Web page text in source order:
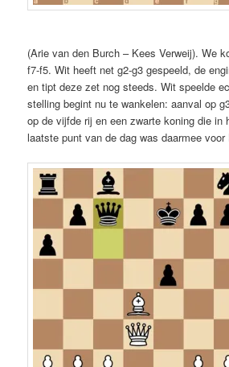
(Arie van den Burch – Kees Verweij). We
f7-f5. Wit heeft net g2-g3 gespeeld, de
en tipt deze zet nog steeds. Wit speelde
stelling begint nu te wankelen: aanval op
op de vijfde rij en een zwarte koning die in
laatste punt van de dag was daarmee voor